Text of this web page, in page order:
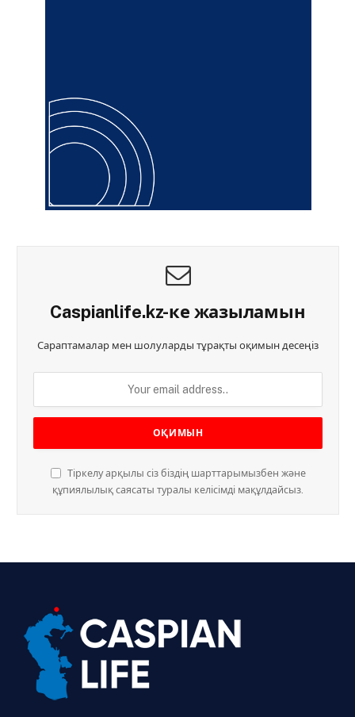
Caspianlife.kz-ке жазыламын
Сараптамалар мен шолуларды тұрақты оқимын десеңіз
Тіркелу арқылы сіз біздің шарттарымызбен және
құпиялылық саясаты туралы келісімді мақұлдайсыз.